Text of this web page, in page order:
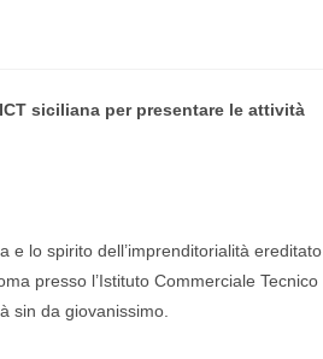
siciliana per presentare le attività
lo spirito dell’imprenditorialità ereditato
presso l’Istituto Commerciale Tecnico
sin da giovanissimo.